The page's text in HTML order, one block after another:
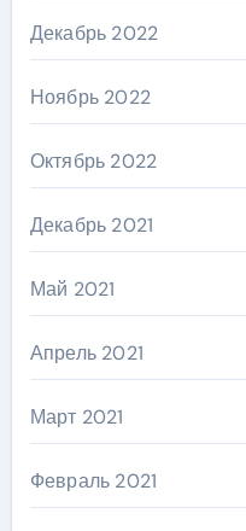
Декабрь 2022
Ноябрь 2022
Октябрь 2022
Декабрь 2021
Май 2021
Апрель 2021
Март 2021
Февраль 2021